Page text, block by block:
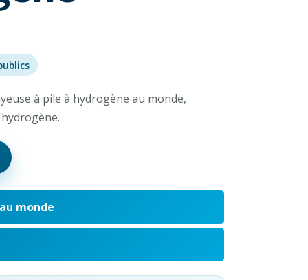
à pile à hydrogène au monde,
monde